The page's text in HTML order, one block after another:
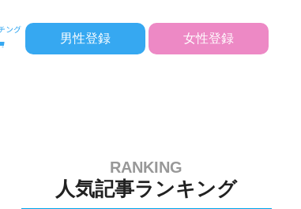
男性登録 女性登録
人気記事ランキング